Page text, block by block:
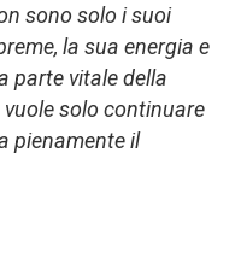
sono solo i suoi
la sua energia e
parte vitale della
vuole solo continuare
pienamente il